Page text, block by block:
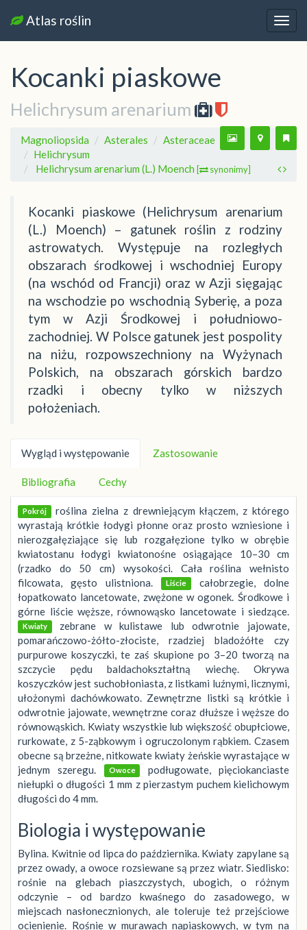
Atlas roślin
Kocanki piaskowe
Helichrysum arenarium
Magnoliopsida Asterales
Asteraceae
Helichrysum
Helichrysum arenarium (L.) Moench [ synonimy]
Kocanki piaskowe (Helichrysum arenarium
(L.) Moench) – gatunek roślin z rodziny
astrowatych. Występuje na rozległych
obszarach środkowej i wschodniej Europy
(na wschód od Francji) oraz w Azji sięgając
na wschodzie po wschodnią Syberię, a poza
tym w Azji Środkowej i południowo-
zachodniej. W Polsce gatunek jest pospolity
na niżu, rozpowszechniony na Wyżynach
Polskich, na obszarach górskich bardzo
rzadki i obecny tylko w niższych
położeniach.
Wygląd i występowanie Zastosowanie
Bibliografia Cechy
Pokrój roślina zielna z drewniejącym kłączem, z którego
wyrastają krótkie łodygi płonne oraz prosto wzniesione i
nierozgałęziające się lub rozgałęzione tylko w obrębie
kwiatostanu łodygi kwiatonośne osiągające 10–30 cm
(rzadko do 50 cm) wysokości. Cała roślina wełnisto
filcowata, gęsto ulistniona.
Liście całobrzegie, dolne
łopatkowato lancetowate, zwężone w ogonek. Środkowe i
górne liście węższe, równowąsko lancetowate i siedzące.
Kwiaty zebrane w kulistawe lub odwrotnie jajowate,
pomarańczowo-żółto-złociste, rzadziej bladożółte czy
purpurowe koszyczki, te zaś skupione po 3–20 tworzą na
szczycie pędu baldachokształtną wiechę. Okrywa
koszyczków jest suchobłoniasta, z listkami luźnymi, licznymi,
ułożonymi dachówkowato. Zewnętrzne listki są krótkie i
odwrotnie jajowate, wewnętrzne coraz dłuższe i węższe do
równowąskich. Kwiaty wszystkie lub większość obupłciowe,
rurkowate, z 5-ząbkowym i ogruczolonym rąbkiem. Czasem
obecne są brzeżne, nitkowate kwiaty żeńskie wyrastające w
jednym szeregu.
Owoce
podługowate, pięciokanciaste
niełupki o długości 1 mm z pierzastym puchem kielichowym
długości do 4 mm.
Biologia i występowanie
Bylina. Kwitnie od lipca do października. Kwiaty zapylane są
przez owady, a owoce rozsiewane są przez wiatr. Siedlisko:
rośnie na glebach piaszczystych, ubogich, o różnym
odczynie – od bardzo kwaśnego do zasadowego, w
miejscach nasłonecznionych, ale toleruje też przejściowe
ocienienie. Rośnie w murawach napiaskowych, w tym na